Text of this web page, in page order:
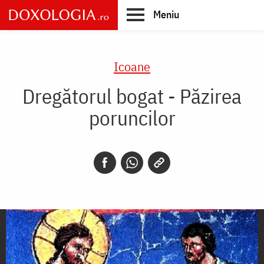
Skip
to
main
Meniu
Icoane
Dregătorul bogat - Păzirea
poruncilor